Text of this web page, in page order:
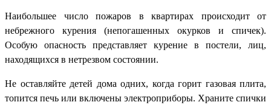
Наибольшее число пожаров в квартирах происходит от
небрежного курения (непогашенных окурков и спичек).
Особую опасность представляет курение в постели, лиц,
находящихся в нетрезвом состоянии.
Не оставляйте детей дома одних, когда горит газовая плита,
топится печь или включены электроприборы. Храните спички